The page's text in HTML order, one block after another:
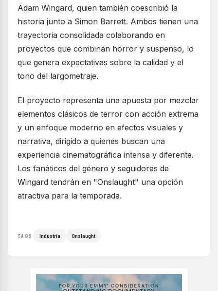
Adam Wingard, quien también coescribió la
historia junto a Simon Barrett. Ambos tienen una
trayectoria consolidada colaborando en
proyectos que combinan horror y suspenso, lo
que genera expectativas sobre la calidad y el
tono del largometraje.
El proyecto representa una apuesta por mezclar
elementos clásicos de terror con acción extrema
y un enfoque moderno en efectos visuales y
narrativa, dirigido a quienes buscan una
experiencia cinematográfica intensa y diferente.
Los fanáticos del género y seguidores de
Wingard tendrán en "Onslaught" una opción
atractiva para la temporada.
TAGS Industria Onslaught